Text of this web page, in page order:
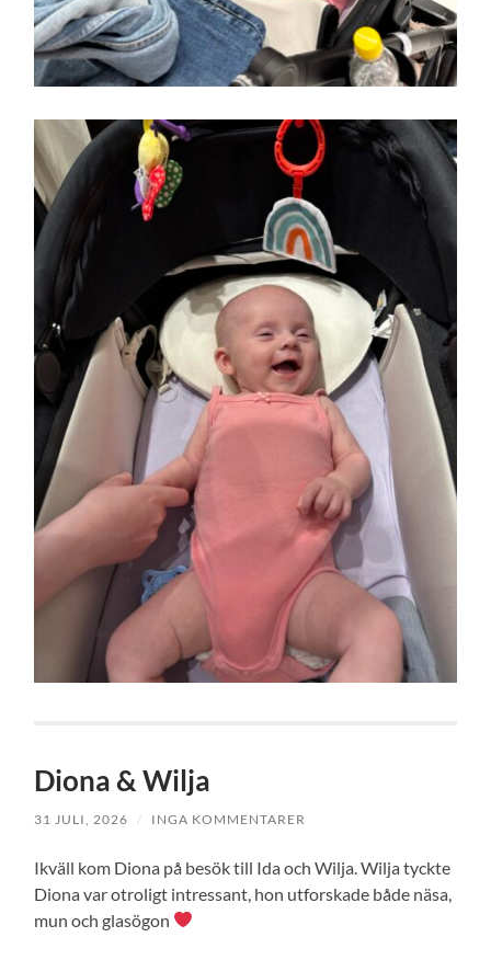
Diona & Wilja
31 JULI, 2026 / INGA KOMMENTARER
Ikväll kom Diona på besök till Ida och Wilja. Wilja tyckte
Diona var otroligt intressant, hon utforskade både näsa,
mun och glasögon